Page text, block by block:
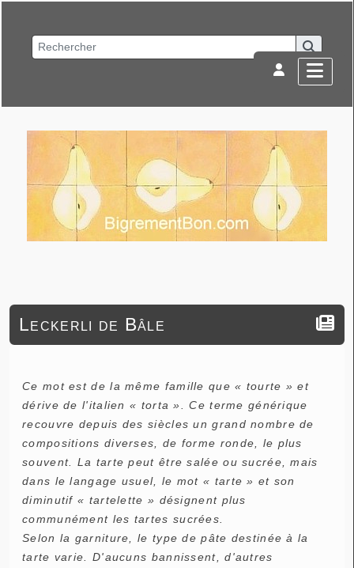
Leckerli de Bâle
Ce mot est de la même famille que « tourte » et
dérive de l'italien « torta ». Ce terme générique
recouvre depuis des siècles un grand nombre de
compositions diverses, de forme ronde, le plus
souvent. La tarte peut être salée ou sucrée, mais
dans le langage usuel, le mot « tarte » et son
diminutif « tartelette » désignent plus
communément les tartes sucrées.
Selon la garniture, le type de pâte destinée à la
tarte varie. D'aucuns bannissent, d'autres